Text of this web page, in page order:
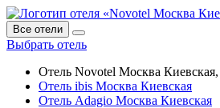
Все отели
Выбрать отель
Отель Novotel Москва
Отель ibis Москва Киевская
Отель Adagio Москва Киевская